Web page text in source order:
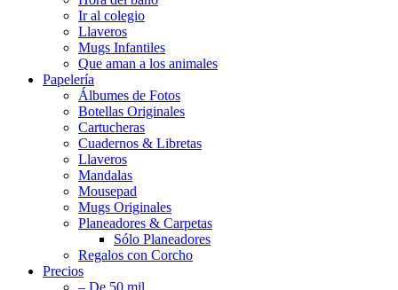
Ir al colegio
Llaveros
Mugs Infantiles
Que aman a los animales
Papelería
Álbumes de Fotos
Botellas Originales
Cartucheras
Cuadernos & Libretas
Llaveros
Mandalas
Mousepad
Mugs Originales
Planeadores & Carpetas
Sólo Planeadores
Regalos con Corcho
Precios
– De 50 mil